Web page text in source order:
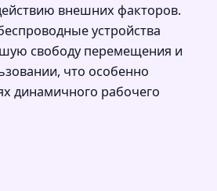
внешних факторов.
устройства
свободу перемещения и
что особенно
динамичного рабочего